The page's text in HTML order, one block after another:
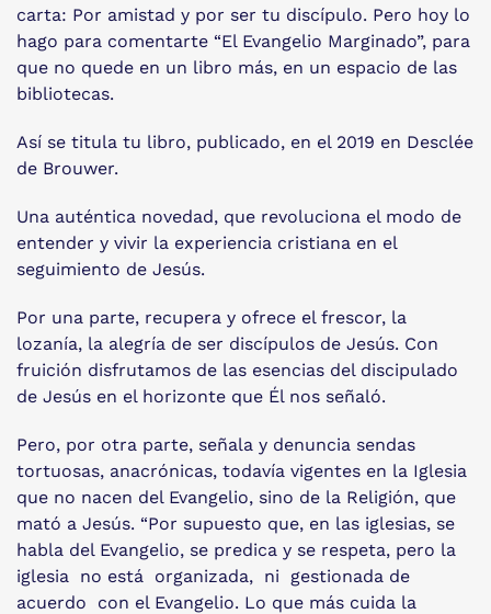
carta: Por amistad y por ser tu discípulo. Pero hoy lo
hago para comentarte “El Evangelio Marginado”, para
que no quede en un libro más, en un espacio de las
bibliotecas.
Así se titula tu libro, publicado, en el 2019 en Desclée
de Brouwer.
Una auténtica novedad, que revoluciona el modo de
entender y vivir la experiencia cristiana en el
seguimiento de Jesús.
Por una parte, recupera y ofrece el frescor, la
lozanía, la alegría de ser discípulos de Jesús. Con
fruición disfrutamos de las esencias del discipulado
de Jesús en el horizonte que Él nos señaló.
Pero, por otra parte, señala y denuncia sendas
tortuosas, anacrónicas, todavía vigentes en la Iglesia
que no nacen del Evangelio, sino de la Religión, que
mató a Jesús. “Por supuesto que, en las iglesias, se
habla del Evangelio, se predica y se respeta, pero la
iglesia no está organizada, ni gestionada de
acuerdo con el Evangelio. Lo que más cuida la